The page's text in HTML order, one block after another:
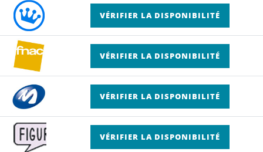
VÉRIFIER LA DISPONIBILITÉ
VÉRIFIER LA DISPONIBILITÉ
VÉRIFIER LA DISPONIBILITÉ
VÉRIFIER LA DISPONIBILITÉ